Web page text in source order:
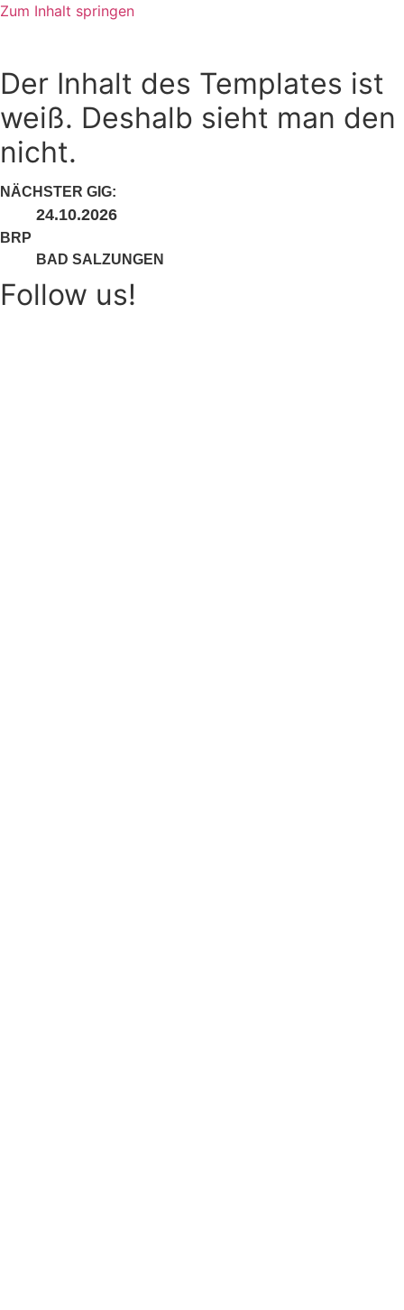
Zum Inhalt springen
Der Inhalt des Templates ist
weiß. Deshalb sieht man den
nicht.
NÄCHSTER GIG:
24.10.2026
BRP
BAD SALZUNGEN
Follow us!